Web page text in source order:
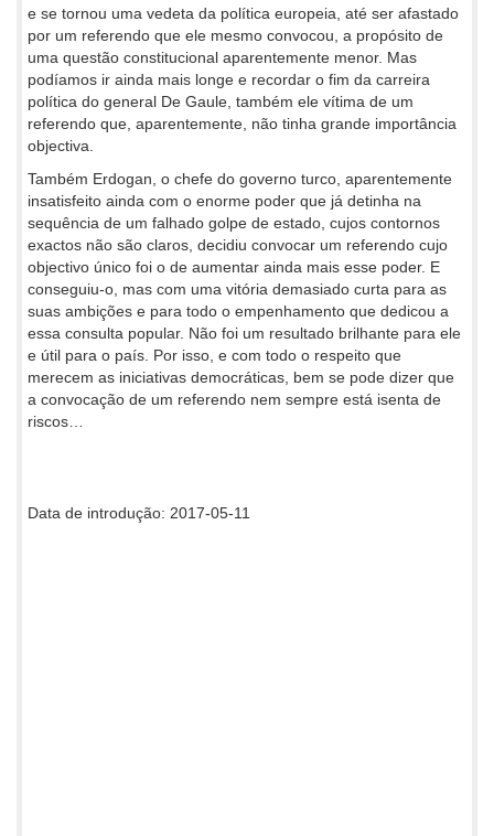
e se tornou uma vedeta da política europeia, até ser afastado
por um referendo que ele mesmo convocou, a propósito de
uma questão constitucional aparentemente menor. Mas
podíamos ir ainda mais longe e recordar o fim da carreira
política do general De Gaule, também ele vítima de um
referendo que, aparentemente, não tinha grande importância
objectiva.
Também Erdogan, o chefe do governo turco, aparentemente
insatisfeito ainda com o enorme poder que já detinha na
sequência de um falhado golpe de estado, cujos contornos
exactos não são claros, decidiu convocar um referendo cujo
objectivo único foi o de aumentar ainda mais esse poder. E
conseguiu-o, mas com uma vitória demasiado curta para as
suas ambições e para todo o empenhamento que dedicou a
essa consulta popular. Não foi um resultado brilhante para ele
e útil para o país. Por isso, e com todo o respeito que
merecem as iniciativas democráticas, bem se pode dizer que
a convocação de um referendo nem sempre está isenta de
riscos…
Data de introdução: 2017-05-11